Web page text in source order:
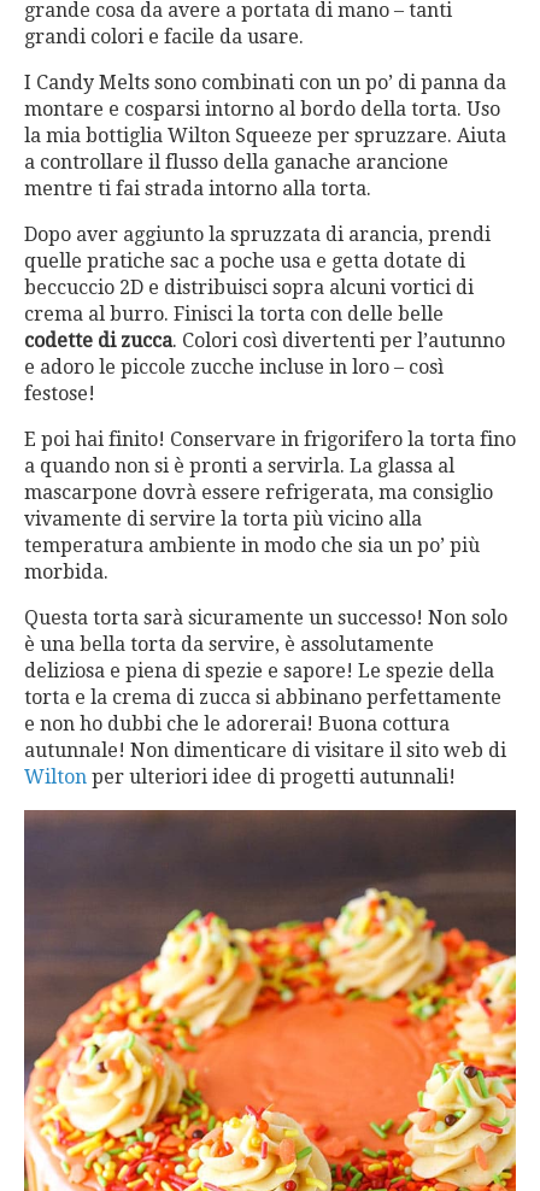
grande cosa da avere a portata di mano – tanti
grandi colori e facile da usare.
I Candy Melts sono combinati con un po’ di panna da
montare e cosparsi intorno al bordo della torta. Uso
la mia bottiglia Wilton Squeeze per spruzzare. Aiuta
a controllare il flusso della ganache arancione
mentre ti fai strada intorno alla torta.
Dopo aver aggiunto la spruzzata di arancia, prendi
quelle pratiche sac a poche usa e getta dotate di
beccuccio 2D e distribuisci sopra alcuni vortici di
crema al burro. Finisci la torta con delle belle
codette di zucca. Colori così divertenti per l’autunno
e adoro le piccole zucche incluse in loro – così
festose!
E poi hai finito! Conservare in frigorifero la torta fino
a quando non si è pronti a servirla. La glassa al
mascarpone dovrà essere refrigerata, ma consiglio
vivamente di servire la torta più vicino alla
temperatura ambiente in modo che sia un po’ più
morbida.
Questa torta sarà sicuramente un successo! Non solo
è una bella torta da servire, è assolutamente
deliziosa e piena di spezie e sapore! Le spezie della
torta e la crema di zucca si abbinano perfettamente
e non ho dubbi che le adorerai! Buona cottura
autunnale! Non dimenticare di visitare il sito web di
Wilton per ulteriori idee di progetti autunnali!